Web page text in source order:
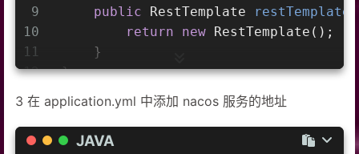
9
10
11
12
public RestTemplate restTemplate
return
new RestTemplate();
    }
}
3 在 application.yml 中添加 nacos 服务的地址
JAVA